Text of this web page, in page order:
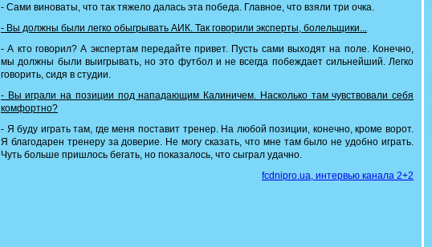
- Сами виноваты, что так тяжело далась эта победа. Главное, что взяли три очка.
- Вы должны были легко обыгрывать АИК. Так говорили эксперты, болельщики...
- А кто говорил? А экспертам передайте привет. Пусть сами выходят на поле. Конечно,
мы должны были выигрывать, но это футбол и не всегда побеждает сильнейший. Легко
говорить, сидя в студии.
- Вы играли на позиции под нападающим Калиничем. Насколько там чувствовали себя
комфортно?
- Я буду играть там, где меня поставит тренер. На любой позиции, конечно, кроме ворот.
Я благодарен тренеру за доверие. Не могу сказать, что мне там было не удобно играть.
Чуть больше пришлось бегать, но показалось, что сыграл удачно.
fcdnipro.ua, интервью канала 2+2